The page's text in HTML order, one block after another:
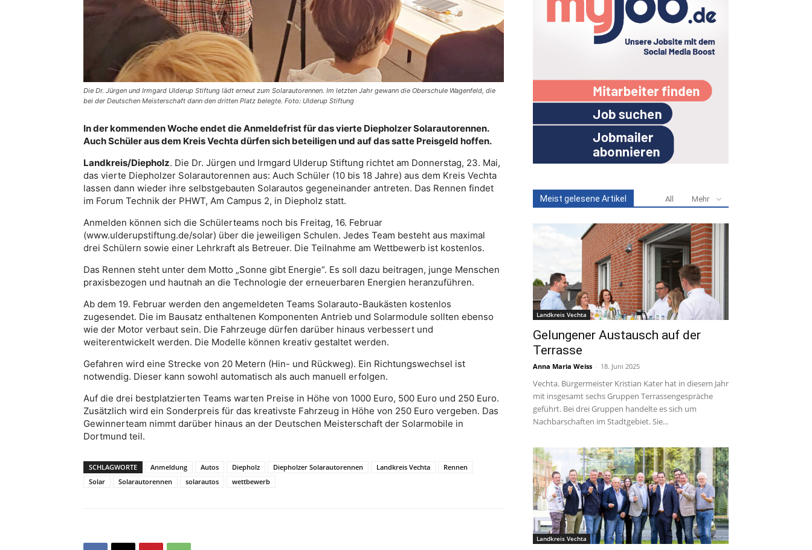
Die Dr. Jürgen und Irmgard Ulderup Stiftung lädt erneut zum Solarautorennen. Im letzten Jahr gewann die Oberschule Wagenfeld, die
bei der Deutschen Meisterschaft dann den dritten Platz belegte. Foto: Ulderup Stiftung
In der kommenden Woche endet die Anmeldefrist für das vierte Diepholzer Solarautorennen.
Auch Schüler aus dem Kreis Vechta dürfen sich beteiligen und auf das satte Preisgeld hoffen.
Landkreis/Diepholz. Die Dr. Jürgen und Irmgard Ulderup Stiftung richtet am Donnerstag, 23. Mai,
das vierte Diepholzer Solarautorennen aus: Auch Schüler (10 bis 18 Jahre) aus dem Kreis Vechta
lassen dann wieder ihre selbstgebauten Solarautos gegeneinander antreten. Das Rennen findet
im Forum Technik der PHWT, Am Campus 2, in Diepholz statt.
Anmelden können sich die Schülerteams noch bis Freitag, 16. Februar
(www.ulderupstiftung.de/solar) über die jeweiligen Schulen. Jedes Team besteht aus maximal
drei Schülern sowie einer Lehrkraft als Betreuer. Die Teilnahme am Wettbewerb ist kostenlos.
Das Rennen steht unter dem Motto „Sonne gibt Energie“. Es soll dazu beitragen, junge Menschen
praxisbezogen und hautnah an die Technologie der erneuerbaren Energien heranzuführen.
Ab dem 19. Februar werden den angemeldeten Teams Solarauto-Baukästen kostenlos
zugesendet. Die im Bausatz enthaltenen Komponenten Antrieb und Solarmodule sollten ebenso
wie der Motor verbaut sein. Die Fahrzeuge dürfen darüber hinaus verbessert und
weiterentwickelt werden. Die Modelle können kreativ gestaltet werden.
Gefahren wird eine Strecke von 20 Metern (Hin- und Rückweg). Ein Richtungswechsel ist
notwendig. Dieser kann sowohl automatisch als auch manuell erfolgen.
Auf die drei bestplatzierten Teams warten Preise in Höhe von 1000 Euro, 500 Euro und 250 Euro.
Zusätzlich wird ein Sonderpreis für das kreativste Fahrzeug in Höhe von 250 Euro vergeben. Das
Gewinnerteam nimmt darüber hinaus an der Deutschen Meisterschaft der Solarmobile in
Dortmund teil.
SCHLAGWORTE Anmeldung Autos Diepholz Diepholzer Solarautorennen Landkreis Vechta
Rennen
Solar
Solarautorennen solarautos wettbewerb
Meist gelesene Artikel All Mehr
Landkreis Vechta
Gelungener Austausch auf der
Terrasse
Anna Maria Weiss - 18. Juni 2025
Vechta. Bürgermeister Kristian Kater hat in diesem Jahr
mit insgesamt sechs Gruppen Terrassengespräche
geführt. Bei drei Gruppen handelte es sich um
Nachbarschaften im Stadtgebiet. Sie...
Landkreis Vechta